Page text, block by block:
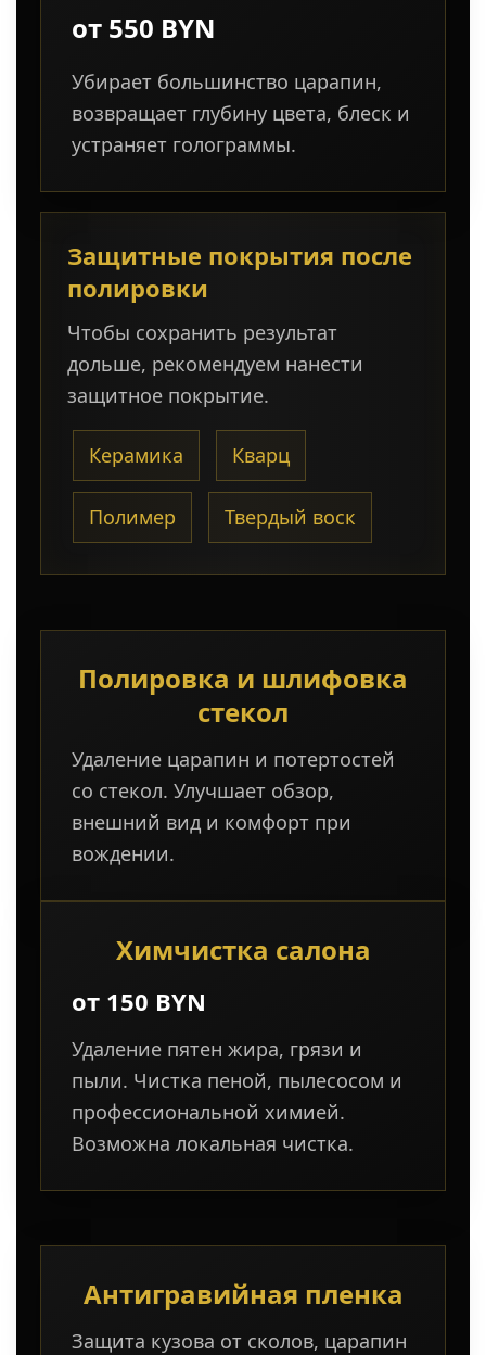
от 550 BYN
Убирает большинство царапин,
возвращает глубину цвета, блеск и
устраняет голограммы.
Защитные покрытия после
полировки
Чтобы сохранить результат
дольше, рекомендуем нанести
защитное покрытие.
Керамика Кварц
Полимер Твердый воск
Полировка и шлифовка
стекол
Удаление царапин и потертостей
со стекол. Улучшает обзор,
внешний вид и комфорт при
вождении.
Химчистка салона
от 150 BYN
Удаление пятен жира, грязи и
пыли. Чистка пеной, пылесосом и
профессиональной химией.
Возможна локальная чистка.
Антигравийная пленка
Защита кузова от сколов, царапин